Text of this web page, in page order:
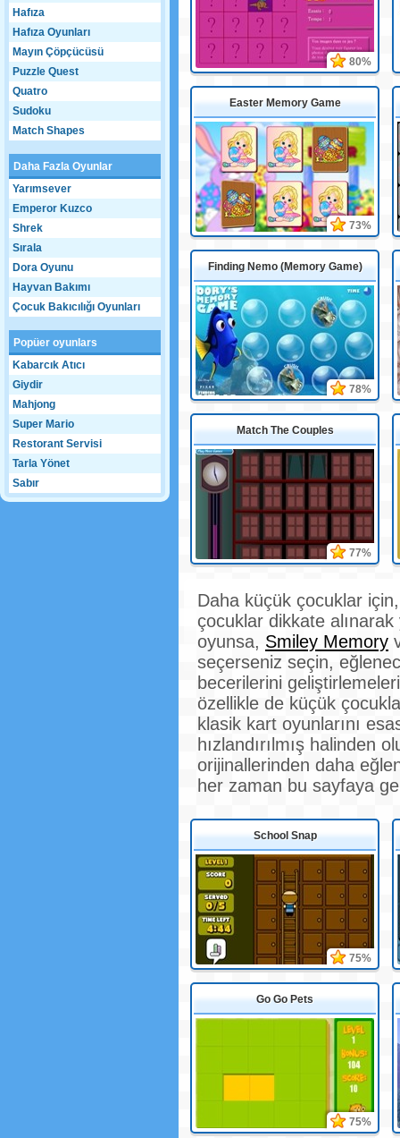
Hafıza
Hafıza Oyunları
Mayın Çöpçücüsü
Puzzle Quest
Quatro
Sudoku
Match Shapes
Daha Fazla Oyunlar
Yarımsever
Emperor Kuzco
Shrek
Sırala
Dora Oyunu
Hayvan Bakımı
Çocuk Bakıcılığı Oyunları
Popüer oyunlars
Kabarcık Atıcı
Giydir
Mahjong
Super Mario
Restorant Servisi
Tarla Yönet
Sabır
80%
Easter Memory Game
73%
Finding Nemo (Memory Game)
78%
Match The Couples
77%
Daha küçük çocuklar
çocuklar dikkate
oyunsa, Smiley Memory
seçerseniz seçin,
becerilerini
özellikle de küçük
klasik kart oyunlarını
hızlandırılmış halinden
orijinallerinden daha
her zaman bu sayfaya
School Snap
75%
Go Go Pets
75%